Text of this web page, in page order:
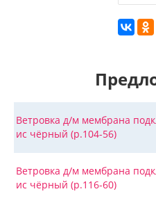
Ветровка д/м мембрана
ис чёрный (р.104-56)
Ветровка д/м мембрана
ис чёрный (р.116-60)